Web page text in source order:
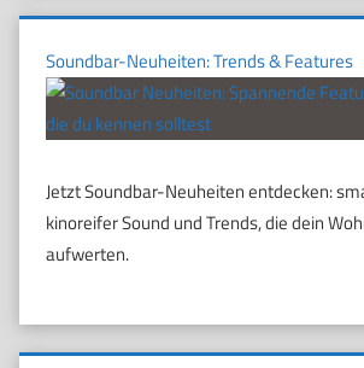
Soundbar-Neuheiten: Trends & Features
Jetzt Soundbar-Neuheiten entdecken:
kinoreifer Sound und Trends, die dein
aufwerten.